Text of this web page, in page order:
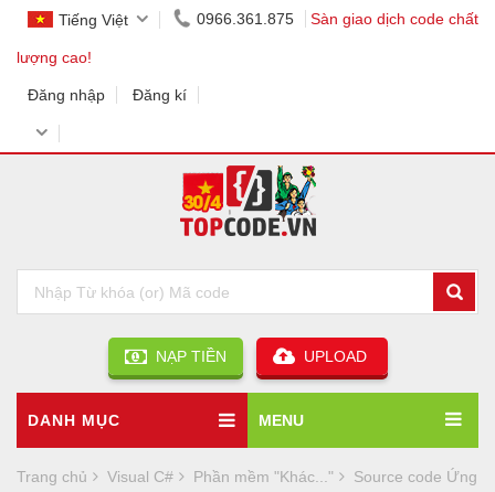
Tiếng Việt 0966.361.875 Sàn giao dịch code chất
lượng cao!
Đăng nhập Đăng kí
NẠP TIỀN UPLOAD
DANH MỤC MENU
Trang chủ Visual C# Phần mềm "Khác..."
Source code Ứng